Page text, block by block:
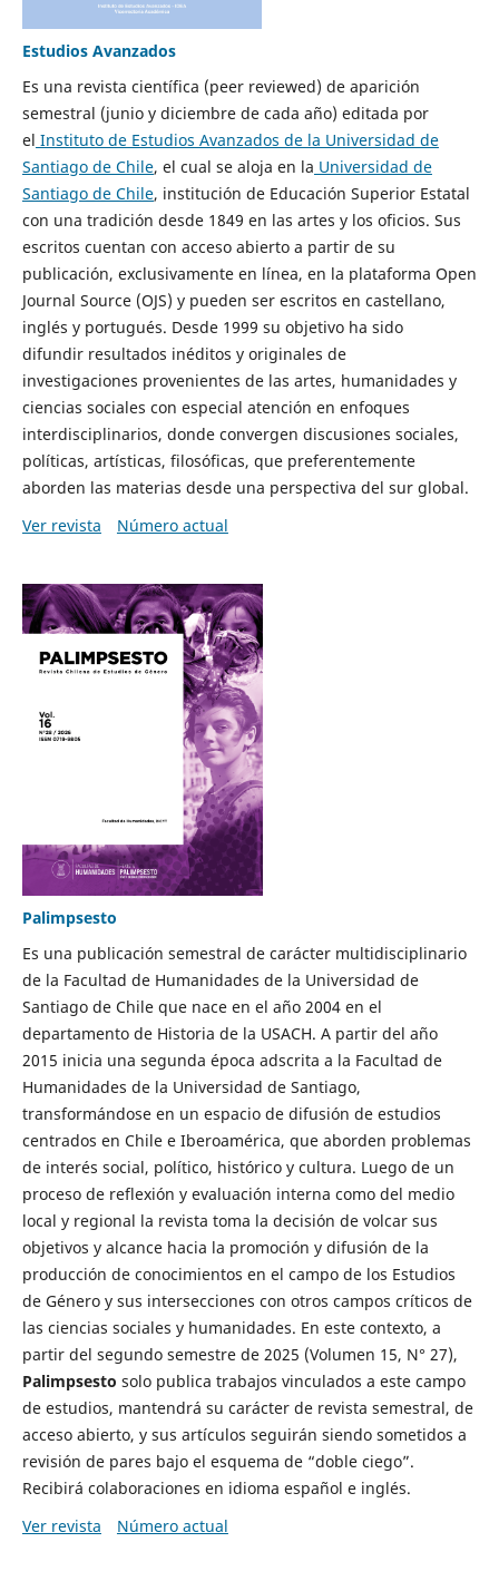
Estudios Avanzados
Es una revista científica (peer reviewed) de aparición
semestral (junio y diciembre de cada año) editada por
el Instituto de Estudios Avanzados de la Universidad de
Santiago de Chile, el cual se aloja en la Universidad de
Santiago de Chile, institución de Educación Superior Estatal
con una tradición desde 1849 en las artes y los oficios. Sus
escritos cuentan con acceso abierto a partir de su
publicación, exclusivamente en línea, en la plataforma Open
Journal Source (OJS) y pueden ser escritos en castellano,
inglés y portugués. Desde 1999 su objetivo ha sido
difundir resultados inéditos y originales de
investigaciones provenientes de las artes, humanidades y
ciencias sociales con especial atención en enfoques
interdisciplinarios, donde convergen discusiones sociales,
políticas, artísticas, filosóficas, que preferentemente
aborden las materias desde una perspectiva del sur global.
Ver revista
Número actual
Palimpsesto
Es una publicación semestral de carácter multidisciplinario
de la Facultad de Humanidades de la Universidad de
Santiago de Chile que nace en el año 2004 en el
departamento de Historia de la USACH. A partir del año
2015 inicia una segunda época adscrita a la Facultad de
Humanidades de la Universidad de Santiago,
transformándose en un espacio de difusión de estudios
centrados en Chile e Iberoamérica, que aborden problemas
de interés social, político, histórico y cultura. Luego de un
proceso de reflexión y evaluación interna como del medio
local y regional la revista toma la decisión de volcar sus
objetivos y alcance hacia la promoción y difusión de la
producción de conocimientos en el campo de los Estudios
de Género y sus intersecciones con otros campos críticos de
las ciencias sociales y humanidades. En este contexto, a
partir del segundo semestre de 2025 (Volumen 15, N° 27),
Palimpsesto solo publica trabajos vinculados a este campo
de estudios, mantendrá su carácter de revista semestral, de
acceso abierto, y sus artículos seguirán siendo sometidos a
revisión de pares bajo el esquema de “doble ciego”.
Recibirá colaboraciones en idioma español e inglés.
Ver revista
Número actual